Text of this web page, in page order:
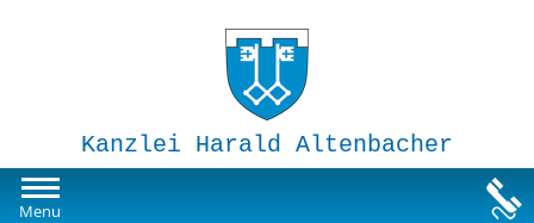
Kanzlei Harald Altenbacher
Menu